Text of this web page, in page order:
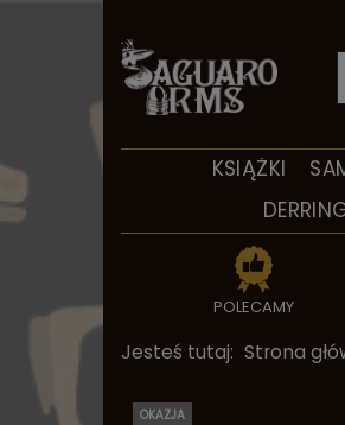
KSIĄŻKI
POLECAMY
Jesteś tutaj: Strona
OKAZJA